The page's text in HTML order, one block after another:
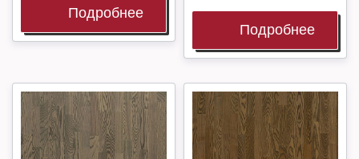
Подробнее
Подробнее